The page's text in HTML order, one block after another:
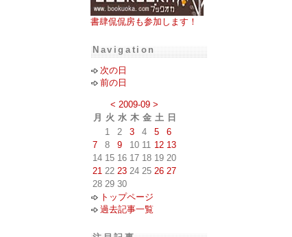
書肆侃侃房も参加します！
Navigation
次の日
前の日
< 2009-09 >
月
火 水 木 金 土 日
1
2 3 4 5
6
7
8 9 10 11 12 13
14 15 16 17 18 19 20
21 22 23 24 25 26 27
28 29 30
トップページ
過去記事一覧